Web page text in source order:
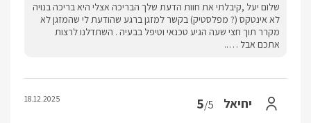
שלום יעל ,קיבלתי את חוות הדעת שלך הבריכה אצלי היא בריכה בנויה
לא אינטקס (? מפלסטיק) בקשר למזגן ברגע שהודעת לי שהמזגן לא
מקרר תוך חצי שעה הגיע טכנאי וטיפל בבעיה . השתדלנו לרצות
אתכם אבל …..
יחיאל 5/5
18.12.2025